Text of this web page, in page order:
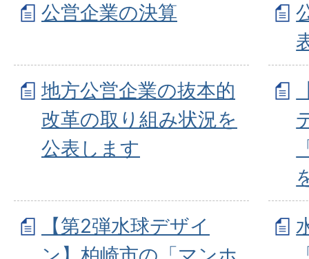
公営企業の決算
地方公営企業の抜本的
改革の取り組み状況を
公表します
【第2弾水球デザイ